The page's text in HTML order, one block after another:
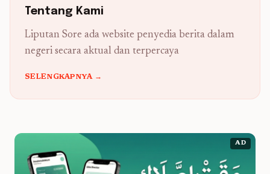
Tentang Kami
Liputan Sore ada website penyedia berita dalam
negeri secara aktual dan terpercaya
SELENGKAPNYA →
AD